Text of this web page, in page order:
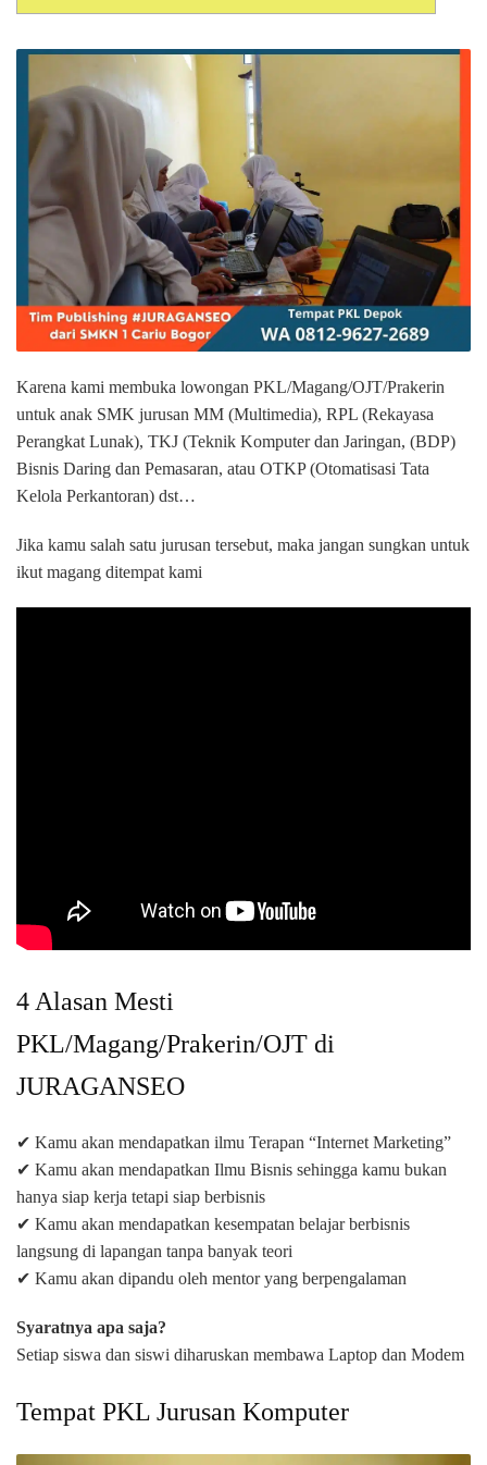
Karena kami membuka lowongan PKL/Magang/OJT/Prakerin
untuk anak SMK jurusan MM (Multimedia), RPL (Rekayasa
Perangkat Lunak), TKJ (Teknik Komputer dan Jaringan, (BDP)
Bisnis Daring dan Pemasaran, atau OTKP (Otomatisasi Tata
Kelola Perkantoran) dst…
Jika kamu salah satu jurusan tersebut, maka jangan sungkan untuk
ikut magang ditempat kami
4 Alasan Mesti
PKL/Magang/Prakerin/OJT di
JURAGANSEO
✔ Kamu akan mendapatkan ilmu Terapan “Internet Marketing”
✔ Kamu akan mendapatkan Ilmu Bisnis sehingga kamu bukan
hanya siap kerja tetapi siap berbisnis
✔ Kamu akan mendapatkan kesempatan belajar berbisnis
langsung di lapangan tanpa banyak teori
✔ Kamu akan dipandu oleh mentor yang berpengalaman
Syaratnya apa saja?
Setiap siswa dan siswi diharuskan membawa Laptop dan Modem
Tempat PKL Jurusan Komputer